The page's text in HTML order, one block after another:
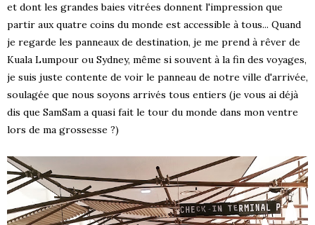
et dont les grandes baies vitrées donnent l'impression que
partir aux quatre coins du monde est accessible à tous... Quand
je regarde les panneaux de destination, je me prend à rêver de
Kuala Lumpour ou Sydney, même si souvent à la fin des voyages,
je suis juste contente de voir le panneau de notre ville d'arrivée,
soulagée que nous soyons arrivés tous entiers (je vous ai déjà
dis que SamSam a quasi fait le tour du monde dans mon ventre
lors de ma grossesse ?)